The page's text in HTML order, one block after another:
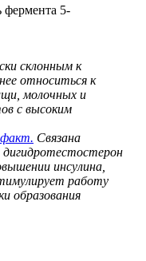
фермента 5-
склонным к
относиться к
молочных и
с высоким
Связана
дигидротестостерон
инсулина,
работу
образования